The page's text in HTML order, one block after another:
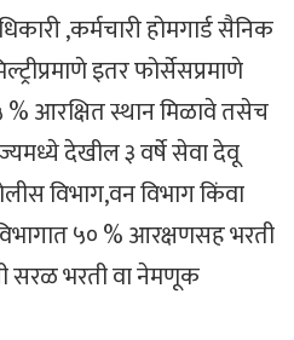
,कर्मचारी होमगार्ड सैनिक
इतर फोर्सेसप्रमाणे
आरक्षित स्थान मिळावे तसेच
देखील ३ वर्षे सेवा देवू
विभाग,वन विभाग किंवा
५० % आरक्षणसह भरती
सरळ भरती वा नेमणूक